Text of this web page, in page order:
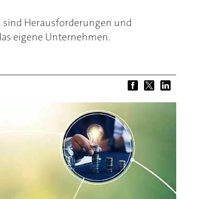
Herausforderungen und
eigene Unternehmen.